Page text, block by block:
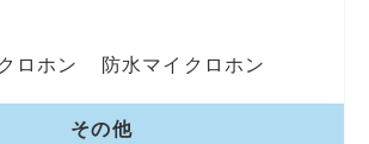
ロホン 防水マイクロホン
その他